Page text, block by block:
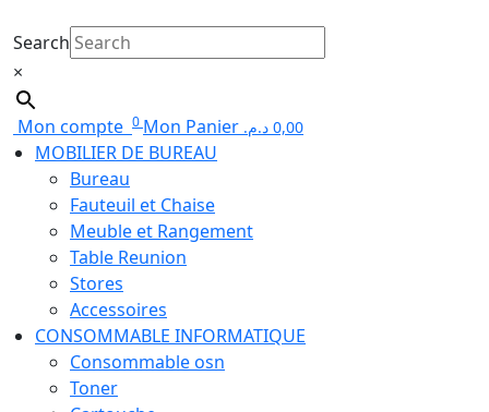
Search
×
Mon compte 0 Mon Panier 0,00 د.م.
MOBILIER DE BUREAU
Bureau
Fauteuil et Chaise
Meuble et Rangement
Table Reunion
Stores
Accessoires
CONSOMMABLE INFORMATIQUE
Consommable osn
Toner